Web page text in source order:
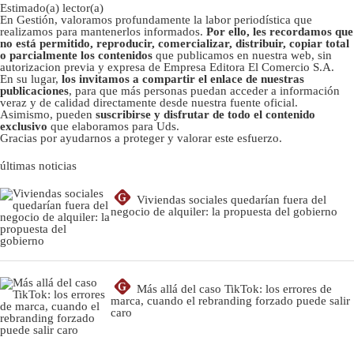
Estimado(a) lector(a)
En Gestión, valoramos profundamente la labor periodística que
realizamos para mantenerlos informados. Por ello, les recordamos que
no está permitido, reproducir, comercializar, distribuir, copiar total
o parcialmente los contenidos que publicamos en nuestra web, sin
autorizacion previa y expresa de Empresa Editora El Comercio S.A.
En su lugar, los invitamos a compartir el enlace de nuestras
publicaciones, para que más personas puedan acceder a información
veraz y de calidad directamente desde nuestra fuente oficial.
Asimismo, pueden suscribirse y disfrutar de todo el contenido
exclusivo que elaboramos para Uds.
Gracias por ayudarnos a proteger y valorar este esfuerzo.
últimas noticias
G
Viviendas sociales quedarían fuera del
negocio de alquiler: la propuesta del gobierno
G
Más allá del caso TikTok: los errores de
marca, cuando el rebranding forzado puede salir
caro